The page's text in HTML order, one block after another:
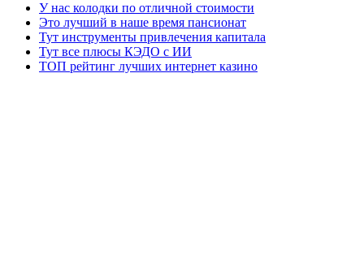
У нас колодки по отличной стоимости
Это лучший в наше время пансионат
Тут инструменты привлечения капитала
Тут все плюсы КЭДО с ИИ
ТОП рейтинг лучших интернет казино